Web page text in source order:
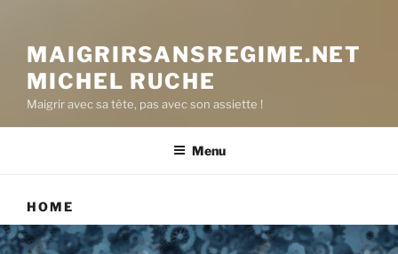
MAIGRIRSANSREGIME.NET
MICHEL RUCHE
Maigrir avec sa tête, pas avec son assiette !
Menu
HOME